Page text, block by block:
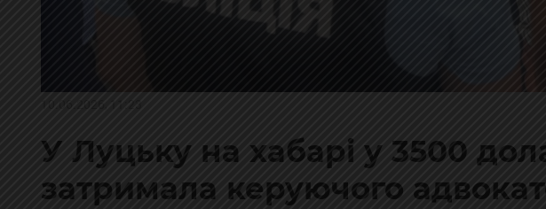
У Луцьку на хабарі у 3500
затримала керуючого